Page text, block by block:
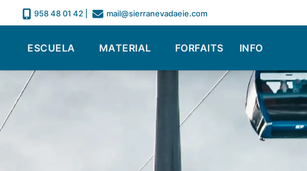
958 48 01 42 mail@sierranevadaeie.com
ESCUELA MATERIAL FORFAITS INFO